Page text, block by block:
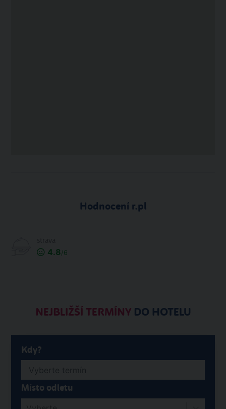
Hodnocení r.pl
4.8/6
NEJBLIŽŠÍ TERMÍNYDO HOTELU
Kdy?
Místo odletu